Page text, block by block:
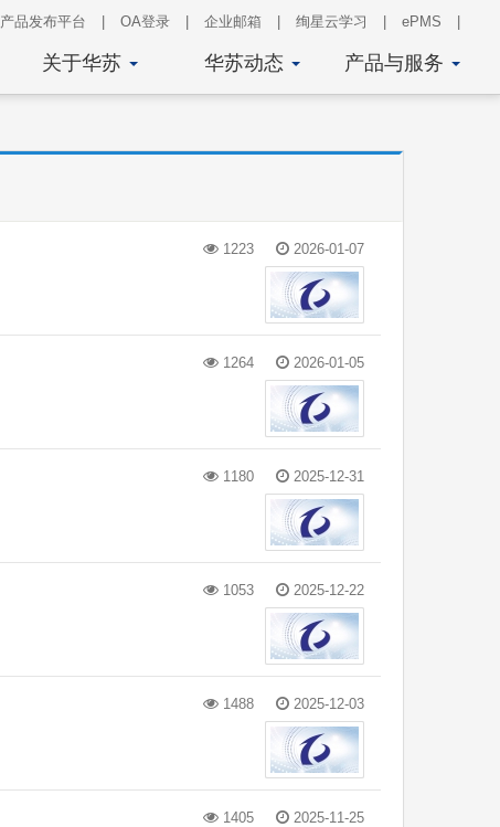
产品发布平台 OA登录 企业邮箱 绚星云学习 ePMS
关于华苏 华苏动态 产品与服务
1223 2026-01-07
1264 2026-01-05
1180 2025-12-31
1053 2025-12-22
1488 2025-12-03
1405 2025-11-25